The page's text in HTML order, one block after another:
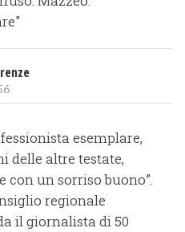
esemplare,
delle altre testate,
con un sorriso buono”.
regionale
il giornalista di 50